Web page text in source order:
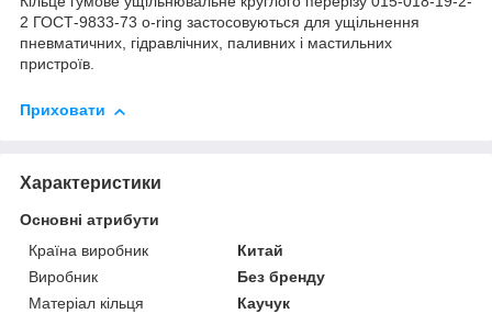
2 ГОСТ-9833-73 o-ring застосовуються для ущільнення
пневматичних, гідравлічних, паливних і мастильних
пристроїв.
Приховати
Характеристики
Основні атрибути
Країна виробник
Китай
Виробник
Без бренду
Матеріал кільця
Каучук